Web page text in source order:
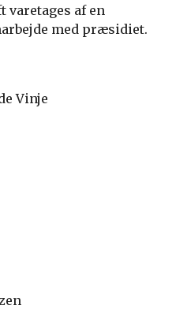
varetages af en
med præsidiet.
Vinje